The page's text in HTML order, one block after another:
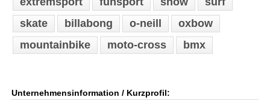
skate
billabong o-neill
oxbow
mountainbike
moto-cross bmx
Unternehmensinformation / Kurzprofil: